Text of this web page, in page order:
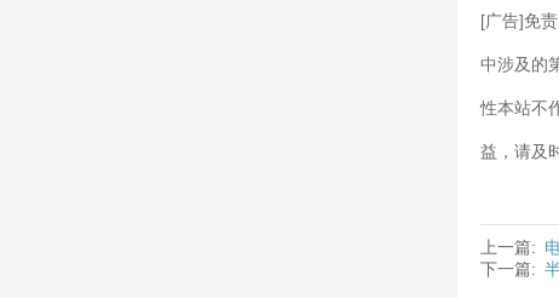
[广告]免
中涉及的
性本站不
益，请及
上一篇:
下一篇: